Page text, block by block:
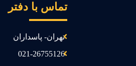
تماس با دفتر
تهران- پاسداران
021-26755126